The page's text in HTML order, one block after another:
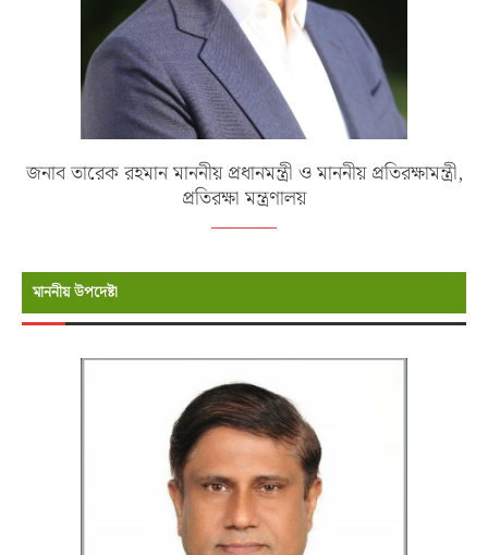
জনাব তারেক রহমান মাননীয় প্রধানমন্ত্রী ও মাননীয় প্রতিরক্ষামন্ত্রী,
প্রতিরক্ষা মন্ত্রণালয়
মাননীয় উপদেষ্টা